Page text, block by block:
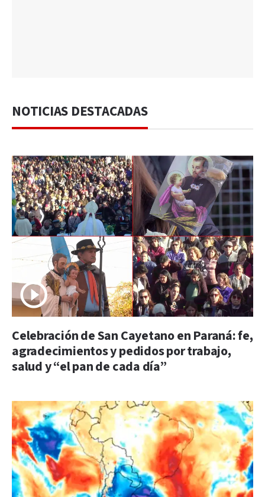
NOTICIAS DESTACADAS
Celebración de San Cayetano en Paraná: fe,
agradecimientos y pedidos por trabajo,
salud y “el pan de cada día”